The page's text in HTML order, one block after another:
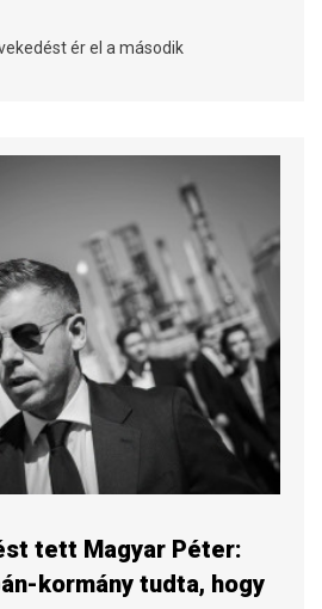
ér el a második
tett Magyar Péter:
kormány tudta, hogy